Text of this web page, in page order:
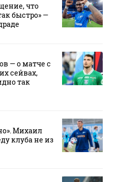
что
быстро» —
— о матче с
сейвах,
так
Михаил
клуба не из